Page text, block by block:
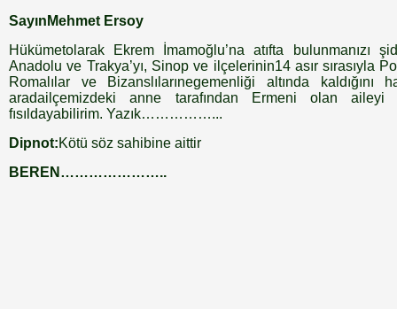
SayınMehmet Ersoy
Hükümetolarak Ekrem İmamoğlu’na atıfta bulunmanızı
Anadolu ve Trakya’yı, Sinop ve ilçelerinin14 asır sırasıyla
Romalılar ve Bizanslılarınegemenliği altında kaldığını
aradailçemizdeki anne tarafından Ermeni olan aileyi
fısıldayabilirim. Yazık……………...
Dipnot:Kötü söz sahibine aittir
BEREN…………………..